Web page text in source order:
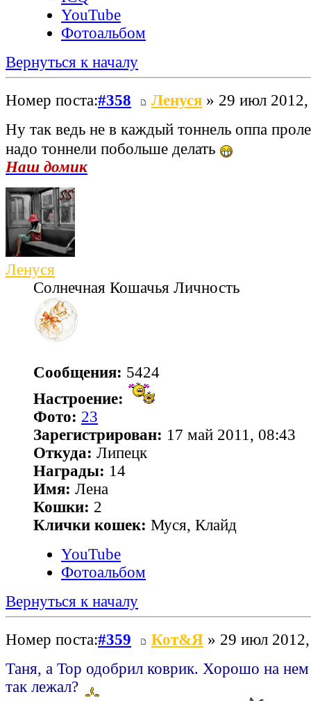
YouTube
Фотоальбом
Вернуться к началу
Номер поста:#358 Ленуся » 29 июл
Ну так ведь не в каждый тоннель оппа
надо тоннели побольше делать
Наш домик
Ленуся
Солнечная Кошачья Личность
Сообщения: 5424
Настроение:
Фото: 23
Зарегистрирован: 17 май 2011, 08:43
Откуда: Липецк
Награды: 14
Имя: Лена
Кошки: 2
Клички кошек: Муся, Клайд
YouTube
Фотоальбом
Вернуться к началу
Номер поста:#359 Кот&Я » 29 июл
Таня, а Тор одобрил коврик. Хорошо на нем
так лежал?